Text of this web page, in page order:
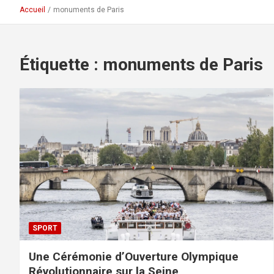
Accueil monuments de Paris
Étiquette : monuments de Paris
SPORT
Une Cérémonie d’Ouverture Olympique
Révolutionnaire sur la Seine